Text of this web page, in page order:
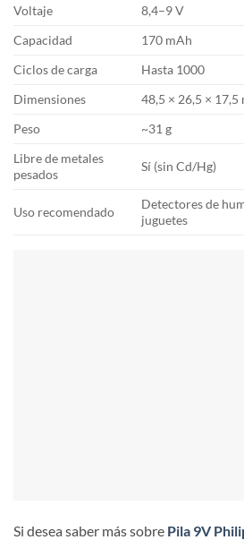
Voltaje
8,4–9 V
Capacidad
170 mAh
Ciclos de carga
Hasta 1000
Dimensiones
48,5 × 26,5 × 17,5
Peso
~31 g
Libre de metales
pesados
Sí (sin Cd/Hg)
Uso recomendado
Detectores de
juguetes
Si desea saber más sobre Pila 9V